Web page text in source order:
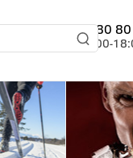
tel. 0905 80 80
: 10.00-